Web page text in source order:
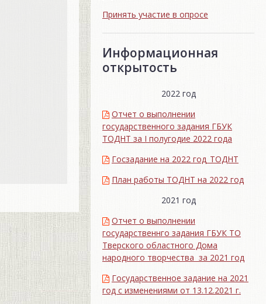
Принять участие в опросе
Информационная
открытость
2022 год
Отчет о выполнении
государственного задания ГБУК
ТОДНТ за I полугодие 2022 года
Госзадание на 2022 год_ТОДНТ
План работы ТОДНТ на 2022 год
2021 год
Отчет о выполнении
государственнго задания ГБУК ТО
Тверского областного Дома
народного творчества за 2021 год
Государственное задание на 2021
год с изменениями от 13.12.2021 г.